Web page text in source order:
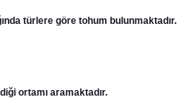
türlere göre tohum bulunmaktadır.
ortamı aramaktadır.